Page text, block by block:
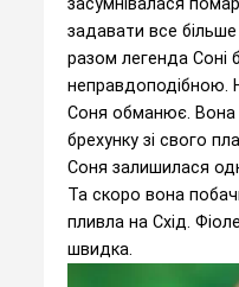
задавати все
разом легенда Соні
неправдоподібною.
Соня обманює. Вона
брехунку зі свого
Соня залишилася
Та скоро вона
пливла на Схід.
швидка.